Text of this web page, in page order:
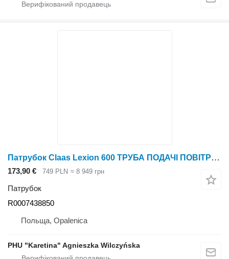
Патрубок Claas Lexion 600 ТРУБА ПОДАЧІ ПОВІТРЯ 0007438850 (Повітряна система) R0007438850 до зернозбирального комбайна Claas Lexion 600
173,90 € 749 PLN ≈ 8 949 грн
Патрубок
R0007438850
Польща, Opalenica
PHU "Karetina" Agnieszka Wilczyńska